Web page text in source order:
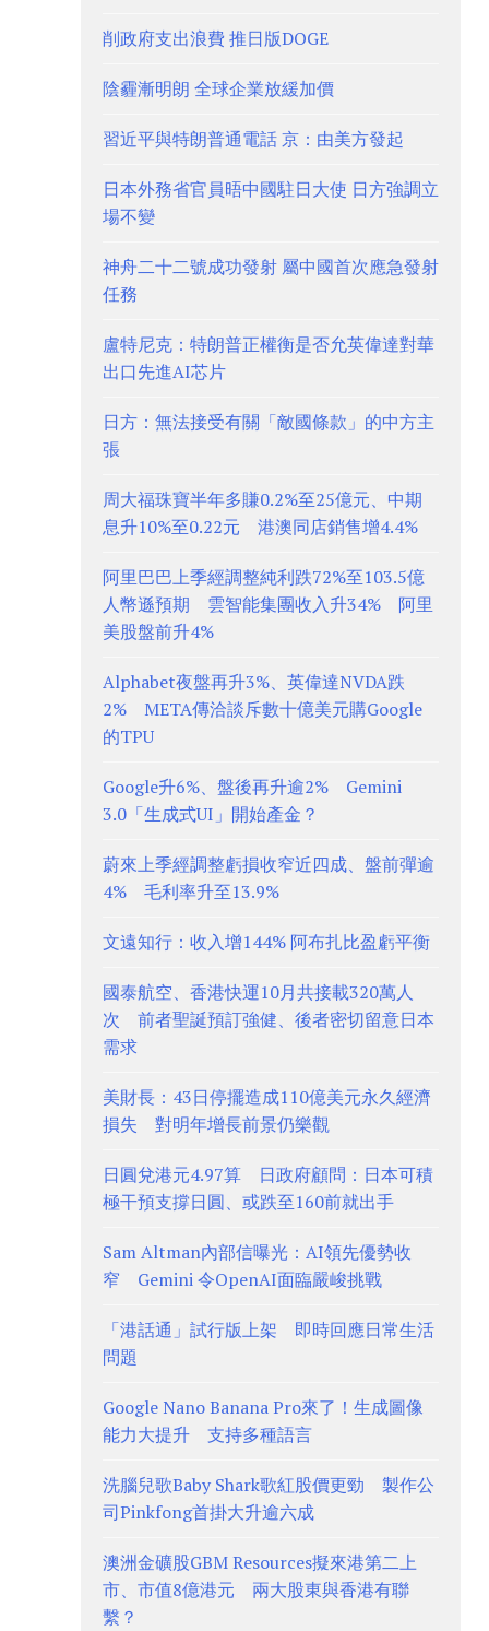
削政府支出浪費 推日版DOGE
陰霾漸明朗 全球企業放緩加價
習近平與特朗普通電話 京：由美方發起
日本外務省官員晤中國駐日大使 日方強調立
場不變
神舟二十二號成功發射 屬中國首次應急發射
任務
盧特尼克：特朗普正權衡是否允英偉達對華
出口先進AI芯片
日方：無法接受有關「敵國條款」的中方主
張
周大福珠寶半年多賺0.2%至25億元、中期
息升10%至0.22元 港澳同店銷售增4.4%
阿里巴巴上季經調整純利跌72%至103.5億
人幣遜預期 雲智能集團收入升34% 阿里
美股盤前升4%
Alphabet夜盤再升3%、英偉達NVDA跌
2% META傳洽談斥數十億美元購Google
的TPU
Google升6%、盤後再升逾2% Gemini
3.0「生成式UI」開始產金？
蔚來上季經調整虧損收窄近四成、盤前彈逾
4% 毛利率升至13.9%
文遠知行：收入增144% 阿布扎比盈虧平衡
國泰航空、香港快運10月共接載320萬人
次 前者聖誕預訂強健、後者密切留意日本
需求
美財長：43日停擺造成110億美元永久經濟
損失 對明年增長前景仍樂觀
日圓兌港元4.97算 日政府顧問：日本可積
極干預支撐日圓、或跌至160前就出手
Sam Altman內部信曝光：AI領先優勢收
窄 Gemini 令OpenAI面臨嚴峻挑戰
「港話通」試行版上架 即時回應日常生活
問題
Google Nano Banana Pro來了！生成圖像
能力大提升 支持多種語言
洗腦兒歌Baby Shark歌紅股價更勁 製作公
司Pinkfong首掛大升逾六成
澳洲金礦股GBM Resources擬來港第二上
市、市值8億港元 兩大股東與香港有聯
繫？